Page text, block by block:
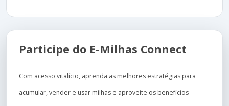
Participe do E-Milhas Connect
Com acesso vitalício, aprenda as melhores estratégias para
acumular, vender e usar milhas e aproveite os benefícios